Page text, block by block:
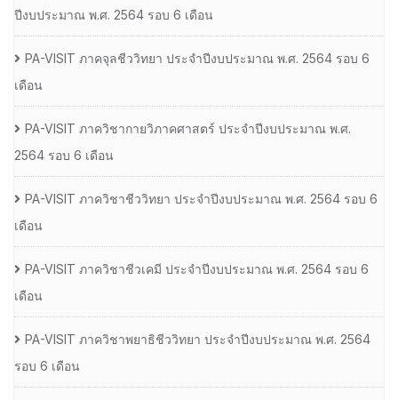
ปีงบประมาณ พ.ศ. 2564 รอบ 6 เดือน
PA-VISIT ภาคจุลชีววิทยา ประจำปีงบประมาณ พ.ศ. 2564 รอบ 6
เดือน
PA-VISIT ภาควิชากายวิภาคศาสตร์ ประจำปีงบประมาณ พ.ศ.
2564 รอบ 6 เดือน
PA-VISIT ภาควิชาชีววิทยา ประจำปีงบประมาณ พ.ศ. 2564 รอบ 6
เดือน
PA-VISIT ภาควิชาชีวเคมี ประจำปีงบประมาณ พ.ศ. 2564 รอบ 6
เดือน
PA-VISIT ภาควิชาพยาธิชีววิทยา ประจำปีงบประมาณ พ.ศ. 2564
รอบ 6 เดือน